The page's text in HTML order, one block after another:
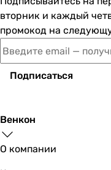
вторник и каждый
промокод на
Подписаться
Венкон
О компании